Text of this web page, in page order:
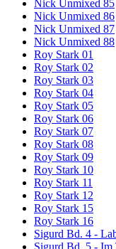
Nick Unmixed 85
Nick Unmixed 86
Nick Unmixed 87
Nick Unmixed 88
Roy Stark 01
Roy Stark 02
Roy Stark 03
Roy Stark 04
Roy Stark 05
Roy Stark 06
Roy Stark 07
Roy Stark 08
Roy Stark 09
Roy Stark 10
Roy Stark 11
Roy Stark 12
Roy Stark 15
Roy Stark 16
Sigurd Bd. 4 -
Sigurd Bd. 5 - Im